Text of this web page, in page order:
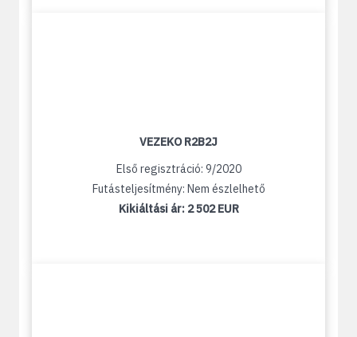
VEZEKO R2B2J
Első regisztráció: 9/2020
Futásteljesítmény: Nem észlelhető
Kikiáltási ár: 2 502 EUR